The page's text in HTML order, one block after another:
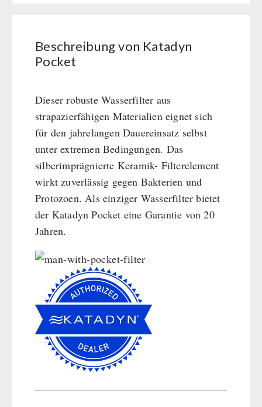
Licht
Atemschutz / ABC Schutzanzug
Gamma-Scout Geigerzähler
Armee-Material / Sicherheit
HK500 & Zubehör
SONSTIGES
Trinkwasser
Suppen
Hauptmahlzeiten
Dessert
Ergänzungs-Pakete
Schutzraum-Ausrüstung
Beschreibung von Katadyn
Pocket
Dieser robuste Wasserfilter aus
strapazierfähigen Materialien eignet sich
für den jahrelangen Dauereinsatz selbst
unter extremen Bedingungen. Das
silberimprägnierte Keramik- Filterelement
wirkt zuverlässig gegen Bakterien und
Protozoen. Als einziger Wasserfilter bietet
der Katadyn Pocket eine Garantie von 20
Jahren.